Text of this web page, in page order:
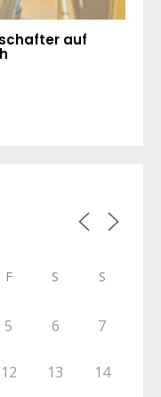
auf
F S S
5 6 7
12 13 14